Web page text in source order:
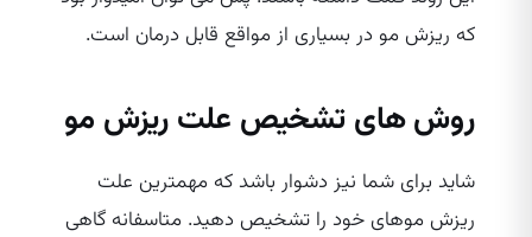
که ریزش مو در بسیاری از مواقع قابل درمان است.
روش‌ های تشخیص علت ریزش مو
شاید برای شما نیز دشوار باشد که مهمترین علت
ریزش موهای خود را تشخیص دهید. متاسفانه گاهی